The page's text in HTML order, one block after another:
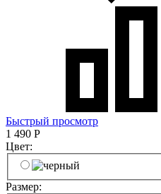
Быстрый просмотр
1 490 Р
Цвет:
Размер: